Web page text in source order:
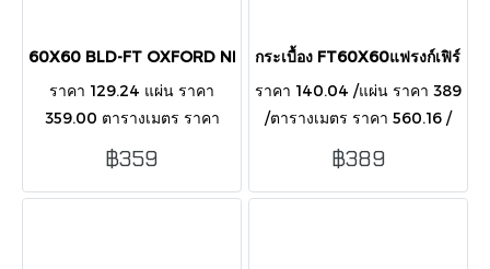
60X60 BLD-FT OXFORD NERO R10
ราคา 129.24 แผ่น ราคา
359.00 ตารางเมตร ราคา
516.96 กล่อง บรรจุ 1
กล่อง/4แผ่น/1.44 ตารางเมตร
ผิวแมท (MATT)
฿359
กระเบื้อง FT60X60แฟรงก์เฟิร์ต
ราคา 140.04 /แผ่น ราคา 389
/ตารางเมตร ราคา 560.16 /
กล่อง บรรจุ 4 แผ่น/กล่อง/1.44
ตารางเมตร
฿389